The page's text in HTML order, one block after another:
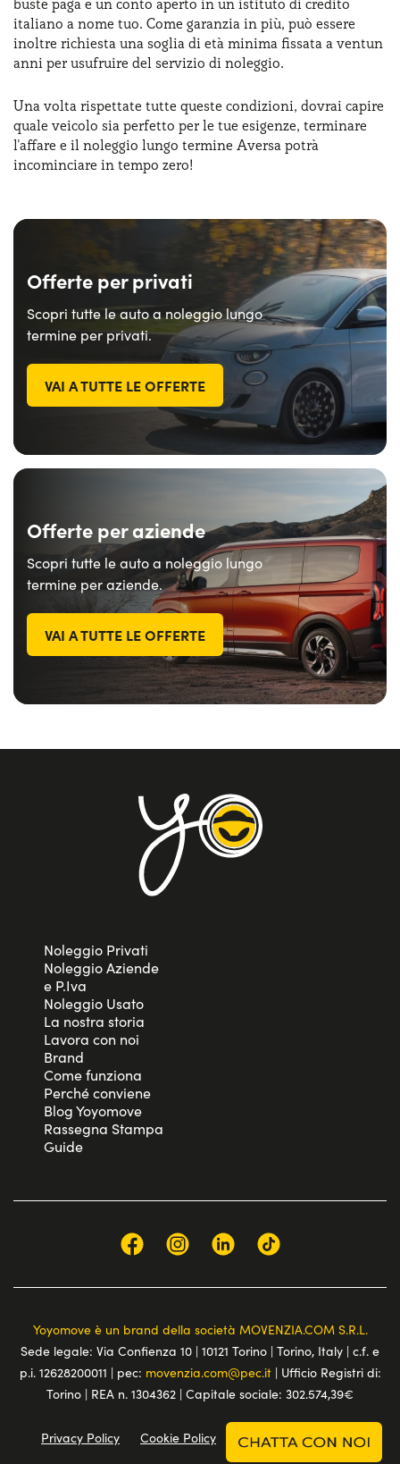
buste paga e un conto aperto in un istituto di credito
italiano a nome tuo. Come garanzia in più, può essere
inoltre richiesta una soglia di età minima fissata a ventun
anni per usufruire del servizio di noleggio.
Una volta rispettate tutte queste condizioni, dovrai capire
quale veicolo sia perfetto per le tue esigenze, terminare
l'affare e il noleggio lungo termine Aversa potrà
incominciare in tempo zero!
Offerte per privati
Scopri tutte le auto a noleggio lungo
termine per privati.
VAI A TUTTE LE OFFERTE
Offerte per aziende
Scopri tutte le auto a noleggio lungo
termine per aziende.
VAI A TUTTE LE OFFERTE
Noleggio Privati
Noleggio Aziende
e P.Iva
Noleggio Usato
La nostra storia
Lavora con noi
Brand
Come funziona
Perché conviene
Blog Yoyomove
Rassegna Stampa
Guide
Yoyomove è un brand della società MOVENZIA.COM S.R.L.
Sede legale: Via Confienza 10 | 10121 Torino | Torino, Italy | c.f. e
p.i. 12628200011 | pec: movenzia.com@pec.it| Ufficio Registri di:
Torino | REA n. 1304362 | Capitale sociale: 302.574,39€
Privacy Policy Cookie Policy Terms and conditions